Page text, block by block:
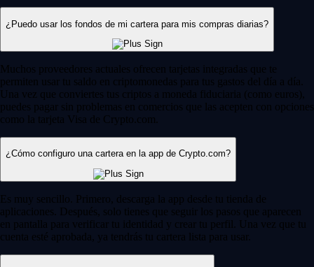
¿Puedo usar los fondos de mi cartera para mis compras diarias?
Muchos proveedores actuales ofrecen tarjetas integradas que te
permiten usar tu saldo en criptomonedas para tus gastos del día a día.
Una vez que conviertes tus criptos a moneda fiduciaria (como euros),
puedes pagar sin problemas en comercios que las acepten con opciones
como la tarjeta Visa de Crypto.com.
¿Cómo configuro una cartera en la app de Crypto.com?
Es muy sencillo. Primero, descarga la app desde tu tienda de
aplicaciones. Después, solo tienes que seguir los pasos que aparecen
en pantalla para verificar tu identidad y crear tu perfil. Una vez que tu
cuenta esté aprobada, ya tendrás tu cartera lista para usar.